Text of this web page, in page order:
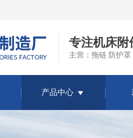
专注机床附
主营：拖链 防护罩
产品中心